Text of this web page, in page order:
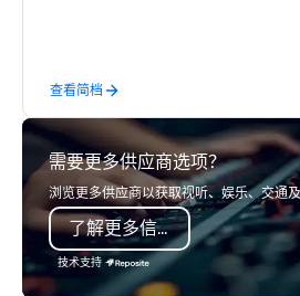
查看简档
需要更多供应商选项？
浏览更多供应商以获取视听、娱乐、交通及
了解更多信息
技术支持